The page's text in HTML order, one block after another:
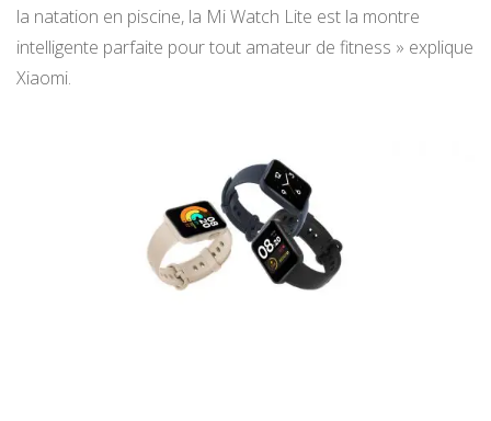
la natation en piscine, la Mi Watch Lite est la montre
intelligente parfaite pour tout amateur de fitness » explique
Xiaomi.